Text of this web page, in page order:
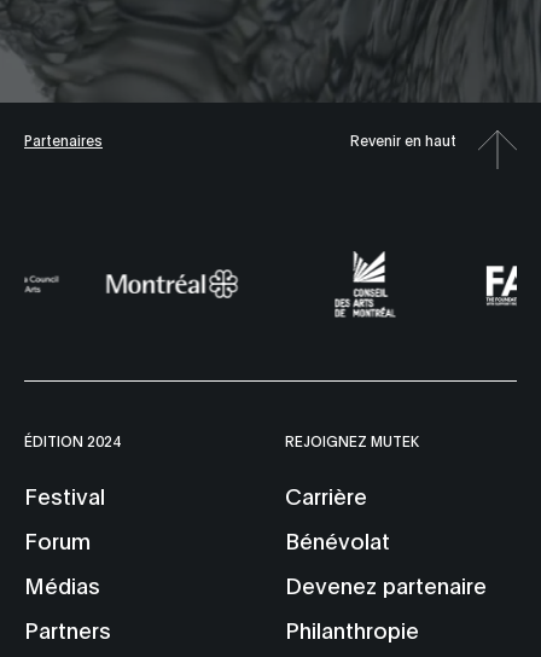
Partenaires Revenir en haut
ÉDITION 2024
Festival
Forum
Médias
Partners
REJOIGNEZ MUTEK
Carrière
Bénévolat
Devenez partenaire
Philanthropie